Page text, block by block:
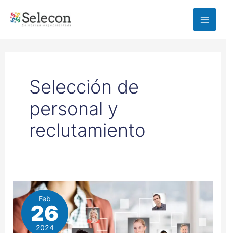
Selección de
personal y
reclutamiento
Feb
26
2024